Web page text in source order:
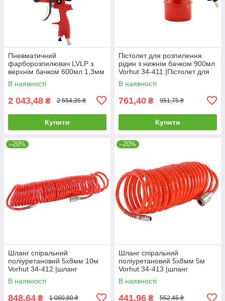
Пневматичний
фарборозпилювач LVLP з
верхнім бачком 600мл 1,3мм
Vorhut 34-407 |Фарбопульт
пневматичний HP з
В наявності
2 043,48 ₴ 2 554,35 ₴
Купити
Пістолет для розпилення
рідин з нижнім бачком 900мл
Vorhut 34-411 |Пістолет для
розпилення рідин
В наявності
761,40 ₴ 951,75 ₴
Купити
–20%
Шланг спіральний
поліуретановий 5х8мм 10м
Vorhut 34-412 |шланг
спиральный полиуретановый
5х8мм 10м Vorhut 34-412
В наявності
848,64 ₴ 1 060,80 ₴
–20%
Шланг спіральний
поліуретановий 5х8мм 5м
Vorhut 34-413 |шланг
спиральный полиуретановый
5х8мм 10м Vorhut 34-412
В наявності
441,96 ₴ 552,45 ₴